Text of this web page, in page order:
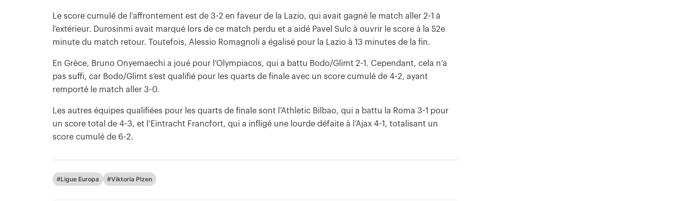
Le score cumulé de l’affrontement est de 3-2 en faveur de la Lazio, qui avait gagné le match aller 2-1 à
l’extérieur. Durosinmi avait marqué lors de ce match perdu et a aidé Pavel Sulc à ouvrir le score à la 52e
minute du match retour. Toutefois, Alessio Romagnoli a égalisé pour la Lazio à 13 minutes de la fin.
En Grèce, Bruno Onyemaechi a joué pour l’Olympiacos, qui a battu Bodo/Glimt 2-1. Cependant, cela n’a
pas suffi, car Bodo/Glimt s’est qualifié pour les quarts de finale avec un score cumulé de 4-2, ayant
remporté le match aller 3-0.
Les autres équipes qualifiées pour les quarts de finale sont l’Athletic Bilbao, qui a battu la Roma 3-1 pour
un score total de 4-3, et l’Eintracht Francfort, qui a infligé une lourde défaite à l’Ajax 4-1, totalisant un
score cumulé de 6-2.
#Ligue Europa #Viktoria Plzen